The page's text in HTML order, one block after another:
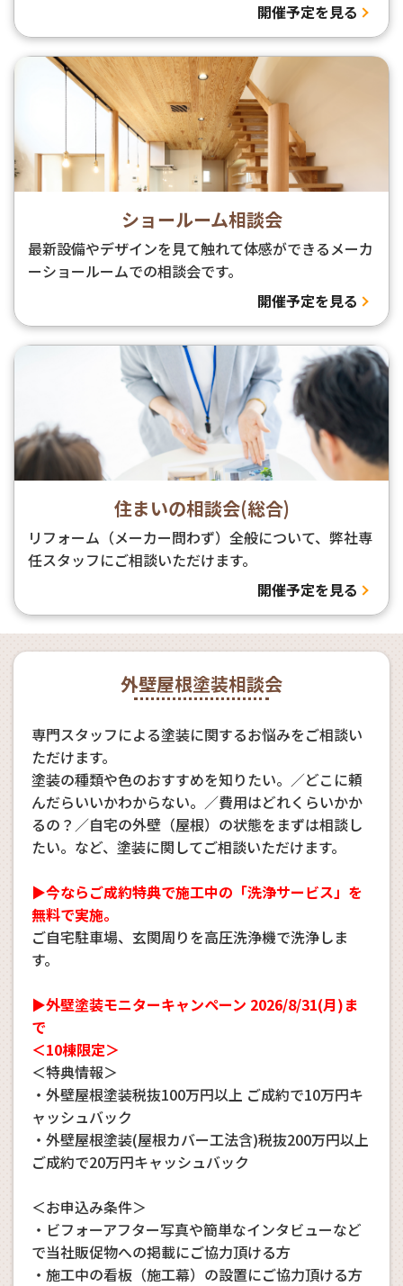
開催予定を見る
ショールーム相談会
最新設備やデザインを見て触れて体感ができるメーカ
ーショールームでの相談会です。
開催予定を見る
住まいの相談会(総合)
リフォーム（メーカー問わず）全般について、弊社専
任スタッフにご相談いただけます。
開催予定を見る
外壁屋根塗装相談会
専門スタッフによる塗装に関するお悩みをご相談い
ただけます。
塗装の種類や色のおすすめを知りたい。／どこに頼
んだらいいかわからない。／費用はどれくらいかか
るの？／自宅の外壁（屋根）の状態をまずは相談し
たい。など、塗装に関してご相談いただけます。
▶今ならご成約特典で施工中の「洗浄サービス」を
無料で実施。
ご自宅駐車場、玄関周りを高圧洗浄機で洗浄しま
す。
▶外壁塗装モニターキャンペーン 2026/8/31(月)ま
で
＜10棟限定＞
＜特典情報＞
・外壁屋根塗装税抜100万円以上 ご成約で10万円キ
ャッシュバック
・外壁屋根塗装(屋根カバー工法含)税抜200万円以上
ご成約で20万円キャッシュバック
＜お申込み条件＞
・ビフォーアフター写真や簡単なインタビューなど
で当社販促物への掲載にご協力頂ける方
・施工中の看板（施工幕）の設置にご協力頂ける方